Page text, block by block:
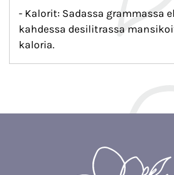
- Kalorit: Sadassa grammassa
kahdessa desilitrassa
kaloria.